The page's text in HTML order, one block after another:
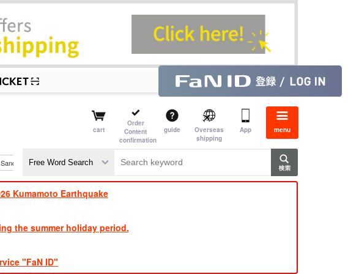
cart
Order
Content
confirmation
guide
Overseas
shipping
App menu
​ ​​ ​​ ​​ ​​ ​​ ​​ ​
TVXQ
Kumamoto Earthquake
the summer holiday period.
"FaN ID"